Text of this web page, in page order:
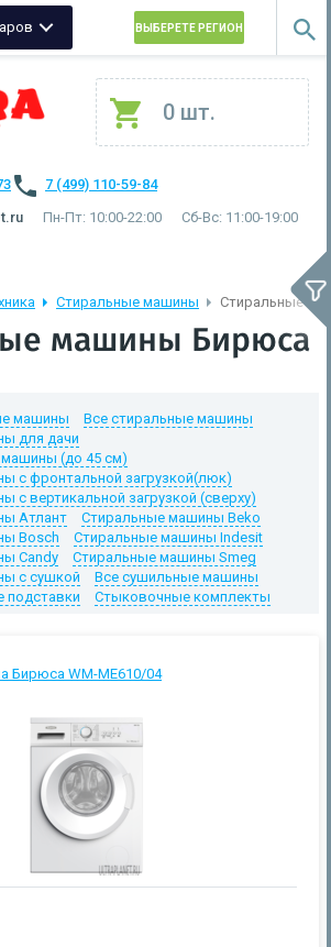
ВЫБЕРЕТЕ РЕГИОН
0 шт.
7 (499) 110-59-84
Пн-Пт: 10:00-22:00 Сб-Вс: 11:00-19:00
Стиральные машины Стиральные
машины Бирюса
машины
Все стиральные машины
для дачи
машины (до 45 см)
с фронтальной загрузкой(люк)
с вертикальной загрузкой (сверху)
Атлант
Стиральные машины Beko
Bosch
Стиральные машины Indesit
Candy
Стиральные машины Smeg
с сушкой
Все сушильные машины
подставки
Стыковочные комплекты
Бирюса WM-ME610/04